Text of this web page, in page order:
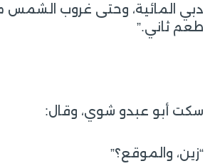
دبي المائية، وحتى غروب الشمس
طعم ثاني.”
سكت أبو عبدو شوي، وقال:
“زين، والموقع؟”